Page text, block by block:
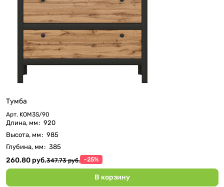
Тумба
Арт. KOM3S/90
Длина, мм: 920
Высота, мм: 985
Глубина, мм: 385
260.80 руб.347.73 руб. -25%
В корзину